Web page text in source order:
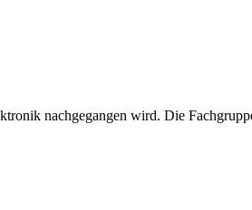
nachgegangen wird. Die